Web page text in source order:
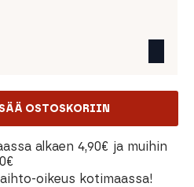
OSTOSKORIIN
alkaen 4,90€ ja muihin
oikeus kotimaassa!